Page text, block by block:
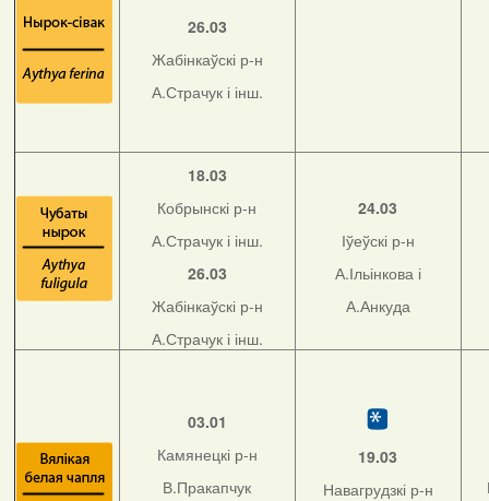
26.03
Жабінкаўскі р-н
А.Страчук і інш.
18.03
Кобрынскі р-н
А.Страчук і інш.
26.03
Жабінкаўскі р-н
А.Страчук і інш.
24.03
Іўеўскі р-н
А.Ільінкова і
А.Анкуда
03.01
Камянецкі р-н
В.Пракапчук
19.03
Навагрудзкі р-н